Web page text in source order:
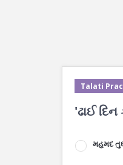
Talati
'ઢાઈ દિન
મહમદ